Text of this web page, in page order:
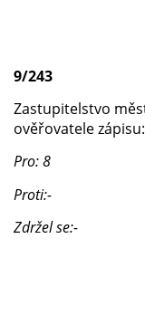
9/243
Zastupitelstvo
ověřovatele
Pro: 8
Proti:-
Zdržel se:-